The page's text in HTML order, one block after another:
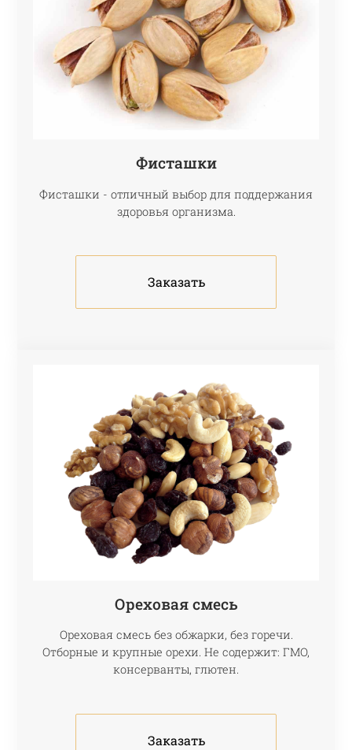
Фисташки
Фисташки - отличный выбор для поддержания
здоровья организма.
Заказать
Ореховая смесь
Ореховая смесь без обжарки, без горечи.
Отборные и крупные орехи. Не содержит: ГМО,
консерванты, глютен.
Заказать